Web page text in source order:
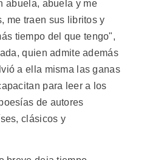
abuela y me
me traen sus libritos y
tiempo del que tengo",
quien admite además
a ella misma las ganas
para leer a los
de autores
clásicos y